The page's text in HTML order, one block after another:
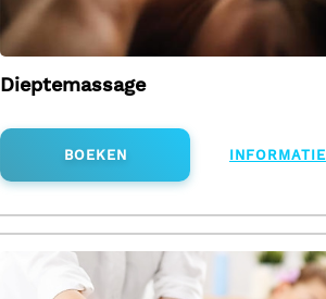
Dieptemassage
BOEKEN INFORMATIE